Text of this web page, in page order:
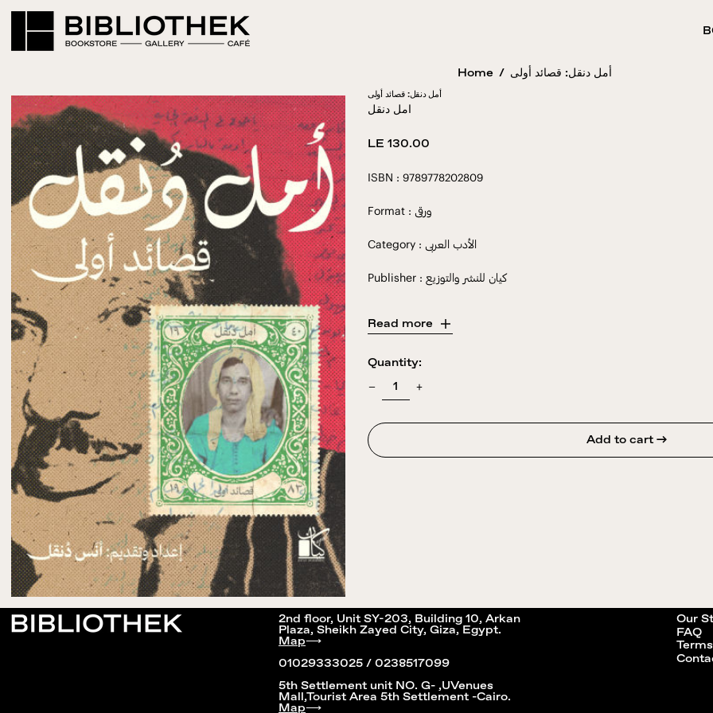
Home / أمل دنقل: قصائد أولى
أمل دنقل: قصائد أولى
امل دنقل
Regular
LE 130.00
ISBN : 9789778202809
Format : ورقى
Category : الأدب العربى
Publisher : كيان للنشر والتوزيع
Read more
Quantity:
Add to cart →
2nd floor, Unit SY-203, Building 10, Arkan
Plaza, Sheikh Zayed City, Giza, Egypt.
Map⟶
01029333025 / 0238517099
5th Settlement unit NO. G- ,UVenues
Mall,Tourist Area 5th Settlement -Cairo.
Map⟶
Our
FAQ